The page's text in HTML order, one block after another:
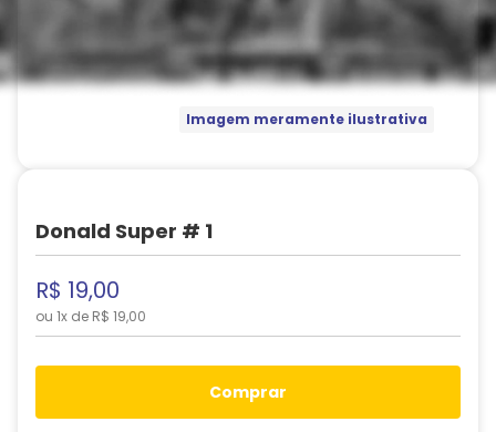
Imagem meramente ilustrativa
Donald Super # 1
R$ 19,00
ou 1x de R$ 19,00
comprar